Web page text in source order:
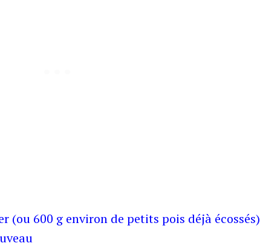
(ou 600 g environ de petits pois déjà écossés)